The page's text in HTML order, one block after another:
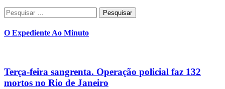
Pesquisar
por:
O Expediente Ao Minuto
Terça-feira sangrenta. Operação policial faz 132
mortos no Rio de Janeiro